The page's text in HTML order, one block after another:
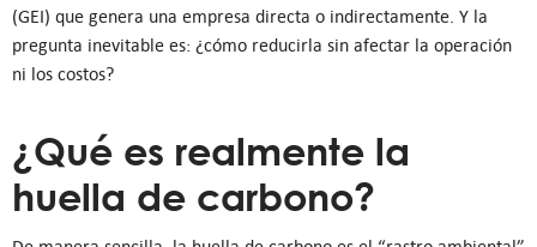
(GEI) que genera una empresa directa o indirectamente. Y la
pregunta inevitable es: ¿cómo reducirla sin afectar la operación
ni los costos?
¿Qué es realmente la
huella de carbono?